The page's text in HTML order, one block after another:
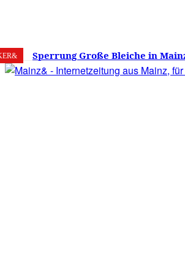
7. August 2026 25.6 Mainz
Sperrung Große Bleiche in
verwirrt, Mainzer stinksauer –